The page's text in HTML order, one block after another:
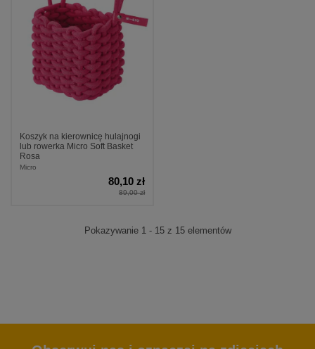
Koszyk na kierownicę hulajnogi
lub rowerka Micro Soft Basket
Rosa
Micro
80,10 zł
89,00 zł
Pokazywanie 1 - 15 z 15 elementów